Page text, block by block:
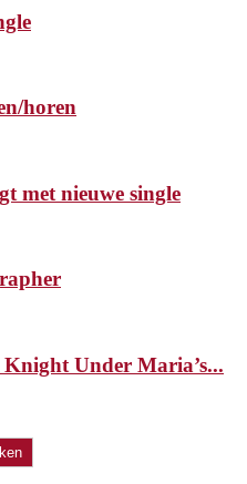
horen
met nieuwe single
Under Maria’s...